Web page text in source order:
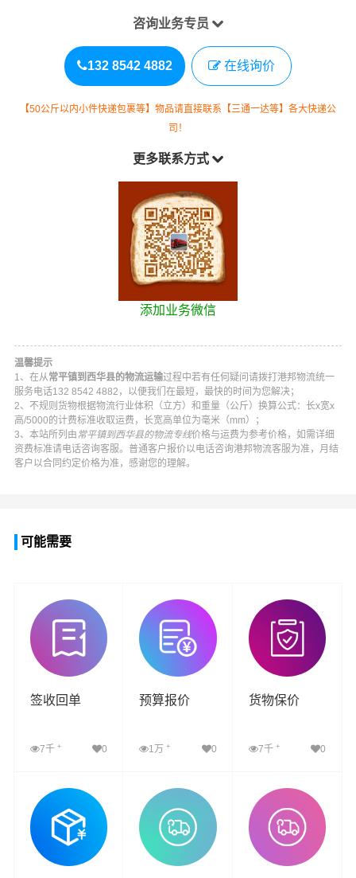
咨询业务专员
132 8542 4882 在线询价
【50公斤以内小件快递包裹等】物品请直接联系【三通一达等】各大快递公
司！
更多联系方式
添加业务微信
温馨提示
1、在从常平镇到西华县的物流运输过程中若有任何疑问请拨打 港邦物流统一
服务电话132 8542 4882 ，以便我们在最短，最快的时间为您解决；
2、不规则货物根据物流行业体积（立方）和重量（公斤）换算公式：长x宽x
高/5000的计费标准收取运费，长宽高单位为毫米（mm）；
3、本站所列由 常平镇到西华县的物流专线价格与运费为参考价格，如需详细
资费标准请电话咨询客服。普通客户报价以电话咨询港邦物流客服为准，月结
客户以合同约定价格为准，感谢您的理解。
可能需要
签收回单
7千 + 0
查看详细
预算报价
1万+ 0
查看详细
货物保价
7千 + 0
查看详细